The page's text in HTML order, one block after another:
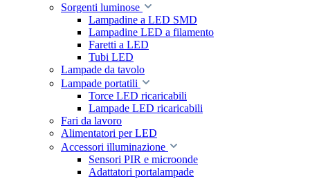
Sorgenti luminose
Lampadine a LED SMD
Lampadine LED a filamento
Faretti a LED
Tubi LED
Lampade da tavolo
Lampade portatili
Torce LED ricaricabili
Lampade LED ricaricabili
Fari da lavoro
Alimentatori per LED
Accessori illuminazione
Sensori PIR e microonde
Adattatori portalampade